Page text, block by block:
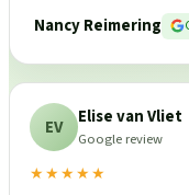
Nancy Reimering
EV Elise van Vliet
Google review
★★★★★